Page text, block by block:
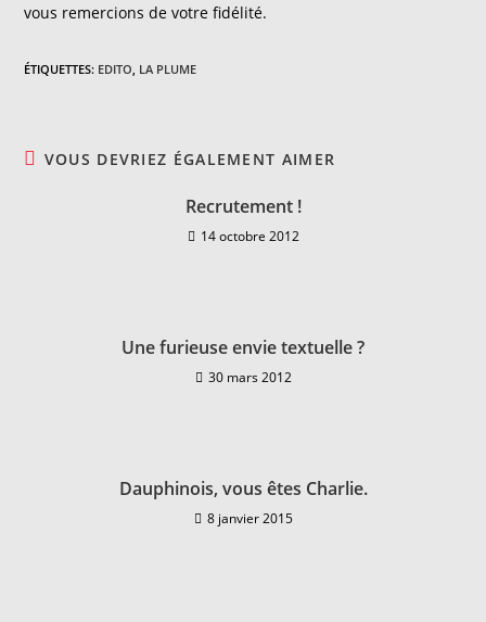
vous remercions de votre fidélité.
ÉTIQUETTES: EDITO, LA PLUME
VOUS DEVRIEZ ÉGALEMENT AIMER
Recrutement !
14 octobre 2012
Une furieuse envie textuelle ?
30 mars 2012
Dauphinois, vous êtes Charlie.
8 janvier 2015